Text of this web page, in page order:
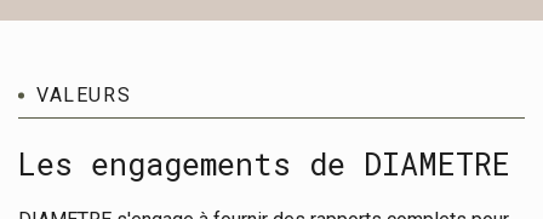
VALEURS
Les engagements de DIAMETRE